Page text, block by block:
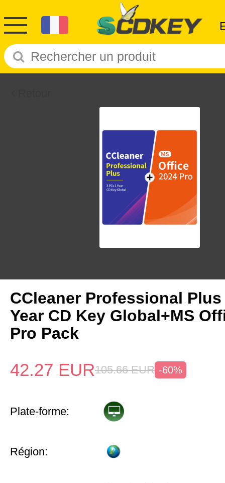
CCleaner Professional Plus
Year CD Key Global+MS
Pro Pack
42.27 EUR105.66 EUR -60%
Plate-forme:
Région: